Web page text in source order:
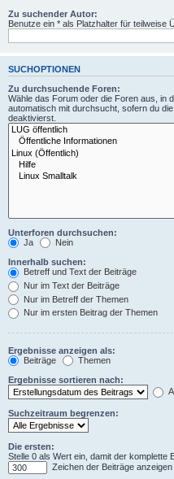
Zu suchender Autor:
Benutze ein * als Platzhalter für teilweise
SUCHOPTIONEN
Zu durchsuchende Foren:
Wähle das Forum oder die Foren aus, in
automatisch mit durchsucht, sofern du
deaktivierst.
Unterforen durchsuchen:
Ja
Nein
Innerhalb suchen:
Betreff und Text der Beiträge
Nur im Text der Beiträge
Nur im Betreff der Themen
Nur im ersten Beitrag der Themen
Ergebnisse anzeigen als:
Beiträge
Themen
Ergebnisse sortieren nach:
Suchzeitraum begrenzen:
Die ersten:
Stelle 0 als Wert ein, damit der komplette
Zeichen der Beiträge anzeigen